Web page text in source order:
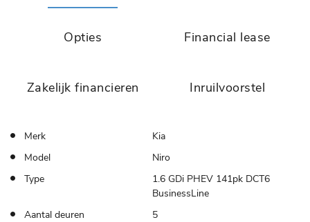
Opties Financial lease
Zakelijk financieren Inruilvoorstel
Merk
Kia
Model
Niro
Type
1.6 GDi PHEV 141pk DCT6
BusinessLine
Aantal deuren
5